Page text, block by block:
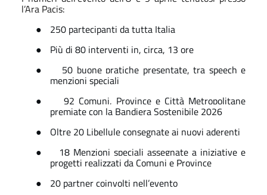
l’Ara Pacis:
●
250 partecipanti da tutta Italia
●
Più di 80 interventi in, circa, 13 ore
●
50 buone pratiche presentate, tra speech e
menzioni speciali
●
92 Comuni, Province e Città Metropolitane
premiate con la Bandiera Sostenibile 2026
●
Oltre 20 Libellule consegnate ai nuovi aderenti
●
18 Menzioni speciali assegnate a iniziative e
progetti realizzati da Comuni e Province
●
20 partner coinvolti nell’evento